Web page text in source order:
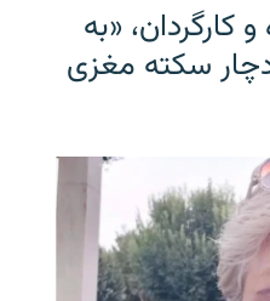
کارگردان، «به
سکته مغزی